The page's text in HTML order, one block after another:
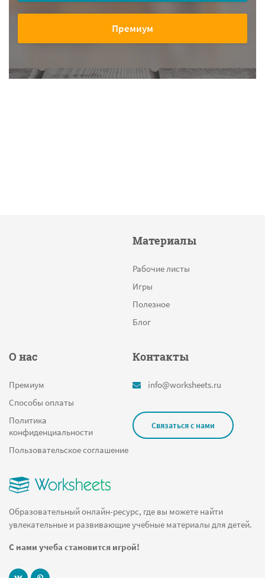
Премиум
Образовательный онлайн-ресурс, где вы можете найти
увлекательные и развивающие учебные материалы для детей.
С нами учеба становится игрой!
Материалы
Рабочие листы
Игры
Полезное
Блог
О нас
Премиум
Способы оплаты
Политика
конфиденциальности
Пользовательское соглашение
Контакты
info@worksheets.ru
Связаться с нами